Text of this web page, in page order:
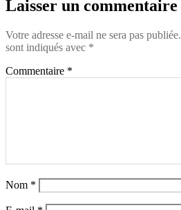
Laisser un commentaire
Votre adresse e-mail ne sera pas publiée.
sont indiqués avec *
Commentaire *
Nom *